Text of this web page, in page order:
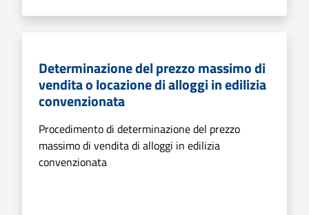
Determinazione del prezzo massimo di
vendita o locazione di alloggi in edilizia
convenzionata
Procedimento di determinazione del prezzo
massimo di vendita di alloggi in edilizia
convenzionata